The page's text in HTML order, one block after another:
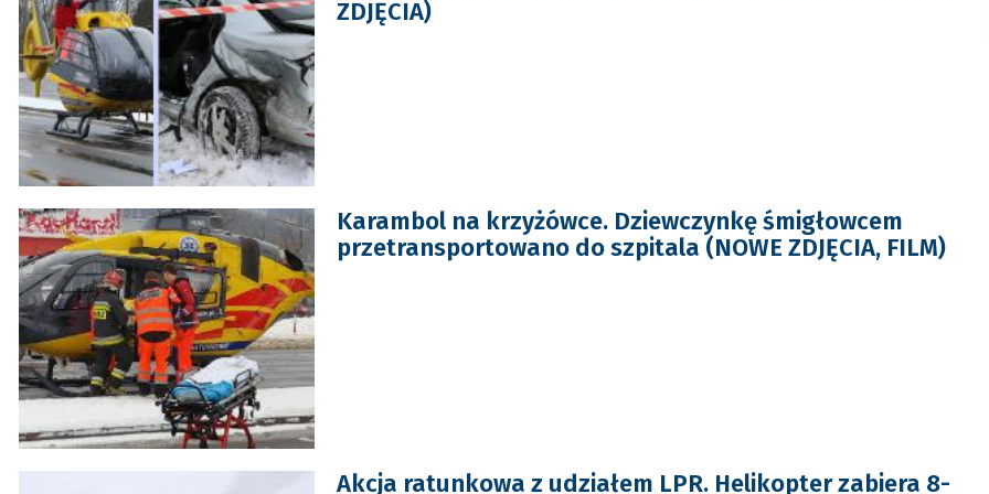
ZDJĘCIA)
Karambol na krzyżówce. Dziewczynkę śmigłowcem
przetransportowano do szpitala (NOWE ZDJĘCIA, FILM)
Akcja ratunkowa z udziałem LPR. Helikopter zabiera 8-